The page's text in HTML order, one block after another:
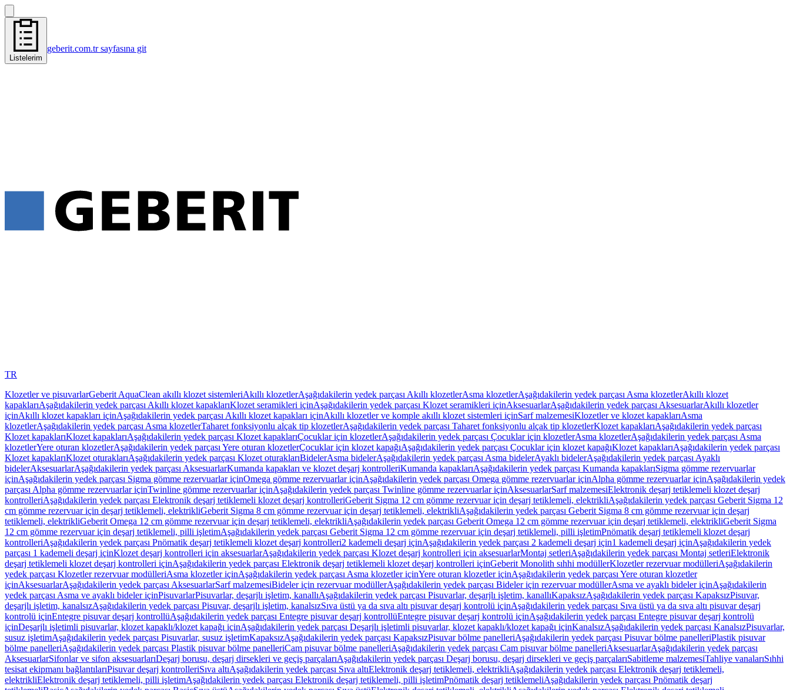
Listelerim
geberit.com.tr sayfasına git
TR
Klozetler ve pisuvarlarGeberit AquaClean akıllı klozet sistemleriAkıllı klozetlerAşağıdakilerin yedek parçası Akıllı klozetlerAsma klozetlerAşağıdakilerin yedek parçası Asma klozetlerAkıllı klozet
kapaklarıAşağıdakilerin yedek parçası Akıllı klozet kapaklarıKlozet seramikleri içinAşağıdakilerin yedek parçası Klozet seramikleri içinAksesuarlarAşağıdakilerin yedek parçası AksesuarlarAkıllı klozetler
içinAkıllı klozet kapakları içinAşağıdakilerin yedek parçası Akıllı klozet kapakları içinAkıllı klozetler ve komple akıllı klozet sistemleri içinSarf malzemesiKlozetler ve klozet kapaklarıAsma
klozetlerAşağıdakilerin yedek parçası Asma klozetlerTaharet fonksiyonlu alçak tip klozetlerAşağıdakilerin yedek parçası Taharet fonksiyonlu alçak tip klozetlerKlozet kapaklarıAşağıdakilerin yedek parçası
Klozet kapaklarıKlozet kapaklarıAşağıdakilerin yedek parçası Klozet kapaklarıÇocuklar için klozetlerAşağıdakilerin yedek parçası Çocuklar için klozetlerAsma klozetlerAşağıdakilerin yedek parçası Asma
klozetlerYere oturan klozetlerAşağıdakilerin yedek parçası Yere oturan klozetlerÇocuklar için klozet kapağıAşağıdakilerin yedek parçası Çocuklar için klozet kapağıKlozet kapaklarıAşağıdakilerin yedek parçası
Klozet kapaklarıKlozet oturaklarıAşağıdakilerin yedek parçası Klozet oturaklarıBidelerAsma bidelerAşağıdakilerin yedek parçası Asma bidelerAyaklı bidelerAşağıdakilerin yedek parçası Ayaklı
bidelerAksesuarlarAşağıdakilerin yedek parçası AksesuarlarKumanda kapakları ve klozet deşarj kontrolleriKumanda kapaklarıAşağıdakilerin yedek parçası Kumanda kapaklarıSigma gömme rezervuarlar
içinAşağıdakilerin yedek parçası Sigma gömme rezervuarlar içinOmega gömme rezervuarlar içinAşağıdakilerin yedek parçası Omega gömme rezervuarlar içinAlpha gömme rezervuarlar içinAşağıdakilerin yedek
parçası Alpha gömme rezervuarlar içinTwinline gömme rezervuarlar içinAşağıdakilerin yedek parçası Twinline gömme rezervuarlar içinAksesuarlarSarf malzemesiElektronik deşarj tetiklemeli klozet deşarj
kontrolleriAşağıdakilerin yedek parçası Elektronik deşarj tetiklemeli klozet deşarj kontrolleriGeberit Sigma 12 cm gömme rezervuar için deşarj tetiklemeli, elektrikliAşağıdakilerin yedek parçası Geberit Sigma 12
cm gömme rezervuar için deşarj tetiklemeli, elektrikliGeberit Sigma 8 cm gömme rezervuar için deşarj tetiklemeli, elektrikliAşağıdakilerin yedek parçası Geberit Sigma 8 cm gömme rezervuar için deşarj
tetiklemeli, elektrikliGeberit Omega 12 cm gömme rezervuar için deşarj tetiklemeli, elektrikliAşağıdakilerin yedek parçası Geberit Omega 12 cm gömme rezervuar için deşarj tetiklemeli, elektrikliGeberit Sigma
12 cm gömme rezervuar için deşarj tetiklemeli, pilli işletimAşağıdakilerin yedek parçası Geberit Sigma 12 cm gömme rezervuar için deşarj tetiklemeli, pilli işletimPnömatik deşarj tetiklemeli klozet deşarj
kontrolleriAşağıdakilerin yedek parçası Pnömatik deşarj tetiklemeli klozet deşarj kontrolleri2 kademeli deşarj içinAşağıdakilerin yedek parçası 2 kademeli deşarj için1 kademeli deşarj içinAşağıdakilerin yedek
parçası 1 kademeli deşarj içinKlozet deşarj kontrolleri için aksesuarlarAşağıdakilerin yedek parçası Klozet deşarj kontrolleri için aksesuarlarMontaj setleriAşağıdakilerin yedek parçası Montaj setleriElektronik
deşarj tetiklemeli klozet deşarj kontrolleri içinAşağıdakilerin yedek parçası Elektronik deşarj tetiklemeli klozet deşarj kontrolleri içinGeberit Monolith sıhhi modüllerKlozetler rezervuar modülleriAşağıdakilerin
yedek parçası Klozetler rezervuar modülleriAsma klozetler içinAşağıdakilerin yedek parçası Asma klozetler içinYere oturan klozetler içinAşağıdakilerin yedek parçası Yere oturan klozetler
içinAksesuarlarAşağıdakilerin yedek parçası AksesuarlarSarf malzemesiBideler için rezervuar modüllerAşağıdakilerin yedek parçası Bideler için rezervuar modüllerAsma ve ayaklı bideler içinAşağıdakilerin
yedek parçası Asma ve ayaklı bideler içinPisuvarlarPisuvarlar, deşarjlı işletim, kanallıAşağıdakilerin yedek parçası Pisuvarlar, deşarjlı işletim, kanallıKapaksızAşağıdakilerin yedek parçası KapaksızPisuvar,
deşarjlı işletim, kanalsızAşağıdakilerin yedek parçası Pisuvar, deşarjlı işletim, kanalsızSıva üstü ya da sıva altı pisuvar deşarj kontrolü içinAşağıdakilerin yedek parçası Sıva üstü ya da sıva altı pisuvar deşarj
kontrolü içinEntegre pisuvar deşarj kontrollüAşağıdakilerin yedek parçası Entegre pisuvar deşarj kontrollüEntegre pisuvar deşarj kontrolü içinAşağıdakilerin yedek parçası Entegre pisuvar deşarj kontrolü
içinDeşarjlı işletimli pisuvarlar, klozet kapaklı/klozet kapağı içinAşağıdakilerin yedek parçası Deşarjlı işletimli pisuvarlar, klozet kapaklı/klozet kapağı içinKanalsızAşağıdakilerin yedek parçası KanalsızPisuvarlar,
susuz işletimAşağıdakilerin yedek parçası Pisuvarlar, susuz işletimKapaksızAşağıdakilerin yedek parçası KapaksızPisuvar bölme panelleriAşağıdakilerin yedek parçası Pisuvar bölme panelleriPlastik pisuvar
bölme panelleriAşağıdakilerin yedek parçası Plastik pisuvar bölme panelleriCam pisuvar bölme panelleriAşağıdakilerin yedek parçası Cam pisuvar bölme panelleriAksesuarlarAşağıdakilerin yedek parçası
AksesuarlarSifonlar ve sifon aksesuarlarıDeşarj borusu, deşarj dirsekleri ve geçiş parçalarıAşağıdakilerin yedek parçası Deşarj borusu, deşarj dirsekleri ve geçiş parçalarıSabitleme malzemesiTahliye vanalarıSıhhi
tesisat ekipmanı bağlantılarıPisuvar deşarj kontrolleriSıva altıAşağıdakilerin yedek parçası Sıva altıElektronik deşarj tetiklemeli, elektrikliAşağıdakilerin yedek parçası Elektronik deşarj tetiklemeli,
elektrikliElektronik deşarj tetiklemeli, pilli işletimAşağıdakilerin yedek parçası Elektronik deşarj tetiklemeli, pilli işletimPnömatik deşarj tetiklemeliAşağıdakilerin yedek parçası Pnömatik deşarj